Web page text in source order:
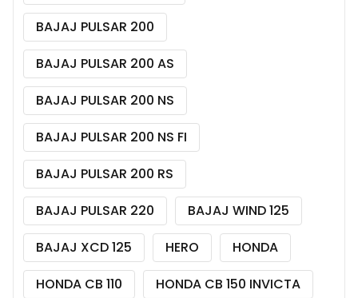
BAJAJ PULSAR 200
BAJAJ PULSAR 200 AS
BAJAJ PULSAR 200 NS
BAJAJ PULSAR 200 NS FI
BAJAJ PULSAR 200 RS
BAJAJ PULSAR 220
BAJAJ WIND 125
BAJAJ XCD 125
HERO
HONDA
HONDA CB 110
HONDA CB 150 INVICTA